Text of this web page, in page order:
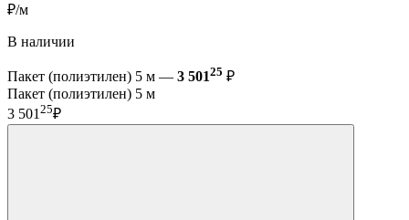
₽/м
В наличии
Пакет (полиэтилен) 5 м — 3 50125 ₽
Пакет (полиэтилен) 5 м
3 50125₽